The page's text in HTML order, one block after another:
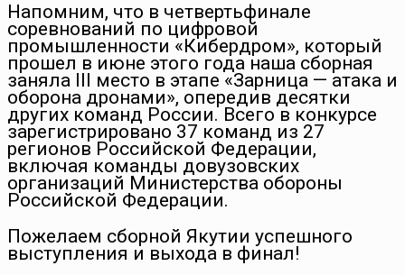
Напомним, что в четвертьфинале
соревнований по цифровой
промышленности «Кибердром», который
прошел в июне этого года наша сборная
заняла III место в этапе «Зарница — атака и
оборона дронами», опередив десятки
других команд России. Всего в конкурсе
зарегистрировано 37 команд из 27
регионов Российской Федерации,
включая команды довузовских
организаций Министерства обороны
Российской Федерации.
Пожелаем сборной Якутии успешного
выступления и выхода в финал!